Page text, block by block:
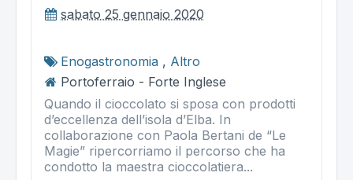
sabato 25 gennaio 2020
Enogastronomia , Altro
Portoferraio - Forte Inglese
Quando il cioccolato si sposa con prodotti
d’eccellenza dell’isola d’Elba. In
collaborazione con Paola Bertani de “Le
Magie” ripercorriamo il percorso che ha
condotto la maestra cioccolatiera...